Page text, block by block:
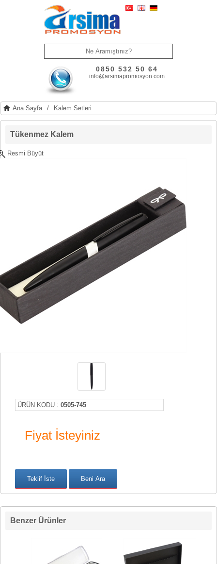
0850 532 50 64
info@arsimapromosyon.com
Ana Sayfa / Kalem Setleri
Tükenmez Kalem
Resmi Büyüt
ÜRÜN KODU : 0505-745
Fiyat İsteyiniz
Benzer Ürünler